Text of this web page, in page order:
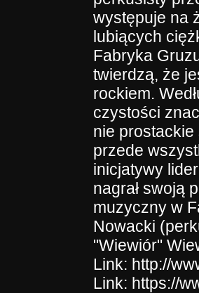
występuje na
lubiących
Fabryka
twierdzą, że
rockiem.
czystości
nie prostackie
przede
inicjatywy
nagrał swoją
muzyczny w
Nowacki
"Wiewiór"
Link: http://
Link: https://